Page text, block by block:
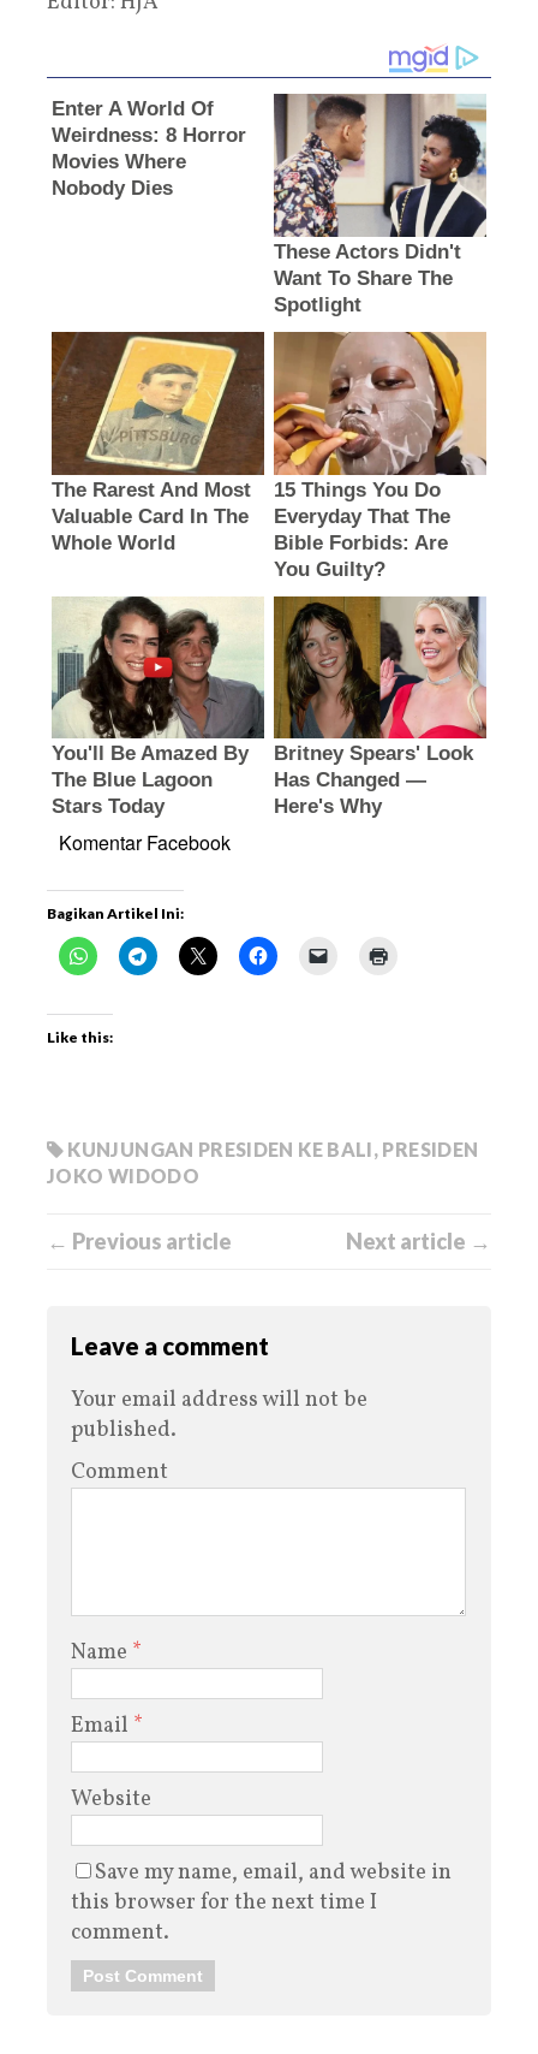
Komentar Facebook
Bagikan Artikel Ini:
Like this:
KUNJUNGAN PRESIDEN KE BALI, PRESIDEN
JOKO WIDODO
← Previous article Next article →
Leave a comment
Your email address will not be
published.
Comment
Name *
Email *
Website
Save my name, email, and website in
this browser for the next time I
comment.